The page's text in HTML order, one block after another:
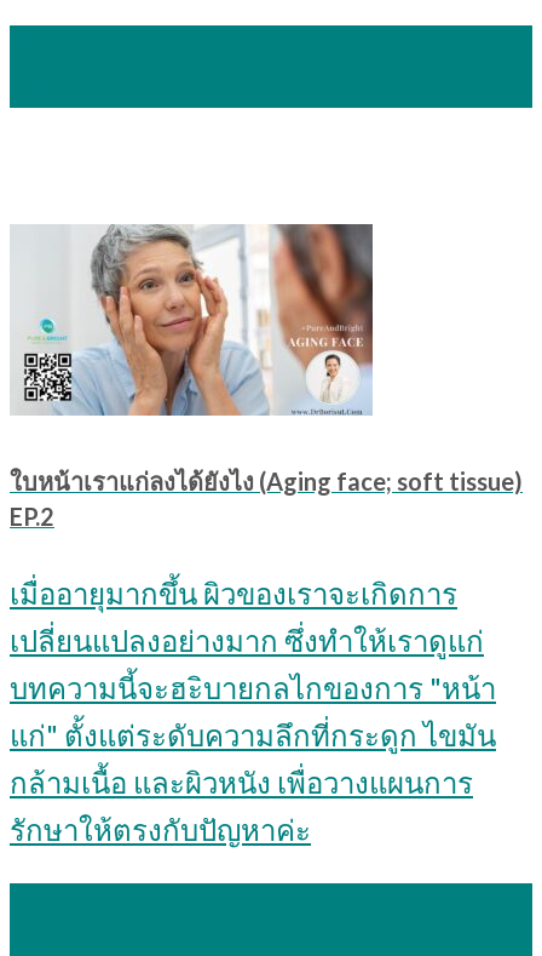
ใบหน้าเราแก่ลงได้ยังไง (Aging face; soft tissue)
EP.2
เมื่ออายุมากขึ้น ผิวของเราจะเกิดการ
เปลี่ยนแปลงอย่างมาก ซึ่งทำให้เราดูแก่
บทความนี้จะฮะิบายกลไกของการ "หน้า
แก่" ตั้งแต่ระดับความลึกที่กระดูก ไขมัน
กล้ามเนื้อ และผิวหนัง เพื่อวางแผนการ
รักษาให้ตรงกับปัญหาค่ะ